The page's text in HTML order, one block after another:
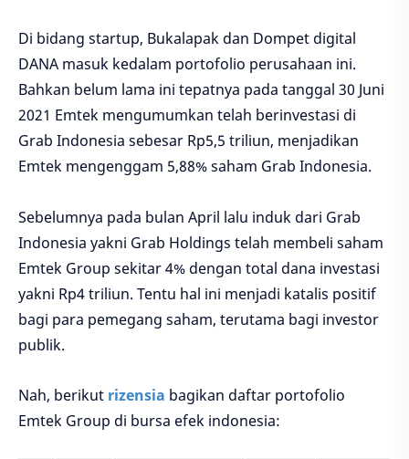
Di bidang startup, Bukalapak dan Dompet digital
DANA masuk kedalam portofolio perusahaan ini.
Bahkan belum lama ini tepatnya pada tanggal 30 Juni
2021 Emtek mengumumkan telah berinvestasi di
Grab Indonesia sebesar Rp5,5 triliun, menjadikan
Emtek mengenggam 5,88% saham Grab Indonesia.
Sebelumnya pada bulan April lalu induk dari Grab
Indonesia yakni Grab Holdings telah membeli saham
Emtek Group sekitar 4% dengan total dana investasi
yakni Rp4 triliun. Tentu hal ini menjadi katalis positif
bagi para pemegang saham, terutama bagi investor
publik.
Nah, berikut rizensia bagikan daftar portofolio
Emtek Group di bursa efek indonesia: